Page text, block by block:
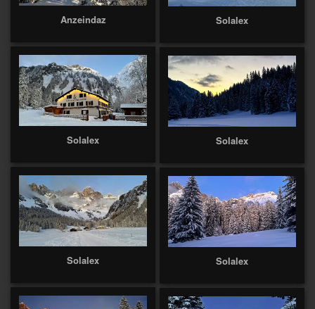
Anzeindaz Solalex
Solalex Solalex
Solalex Solalex